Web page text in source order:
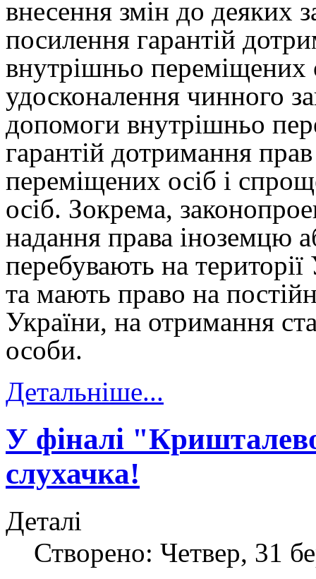
внесення змін до деяких
посилення гарантій
внутрішньо переміщених
удосконалення чинного
допомоги внутрішньо
гарантій дотримання
переміщених осіб і
осіб. Зокрема,
надання права іноземцю
перебувають на
та мають право на
України, на отримання
особи.
Детальніше...
У фіналі
слухачка!
Деталі
Створено: Четвер, 31